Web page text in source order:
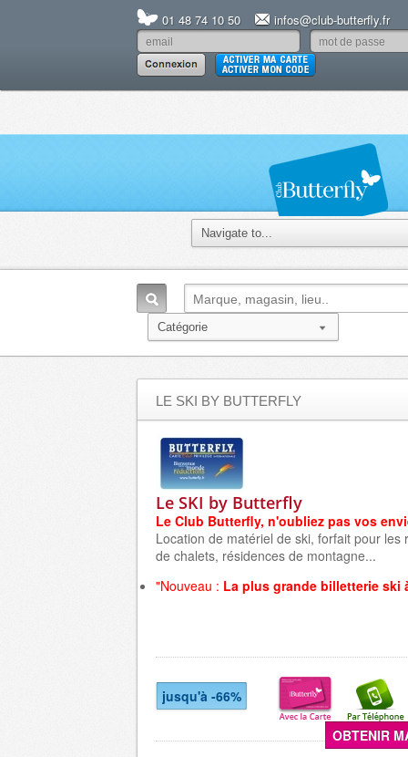
01 48 74 10 50 infos@club-butterfly.fr
LE SKI BY BUTTERFLY
Le SKI by Butterfly
Le Club Butterfly, n'oubliez pas vos
Location de matériel de ski, forfait pour
de chalets, résidences de montagne...
"Nouveau : La plus grande billetterie ski
jusqu'à -66%
OBTENIR